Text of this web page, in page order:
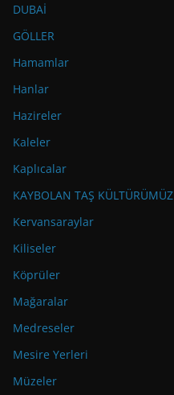
DUBAİ
GÖLLER
Hamamlar
Hanlar
Hazireler
Kaleler
Kaplıcalar
KAYBOLAN TAŞ KÜLTÜRÜMÜZ
Kervansaraylar
Kiliseler
Köprüler
Mağaralar
Medreseler
Mesire Yerleri
Müzeler